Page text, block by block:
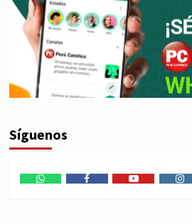
Síguenos